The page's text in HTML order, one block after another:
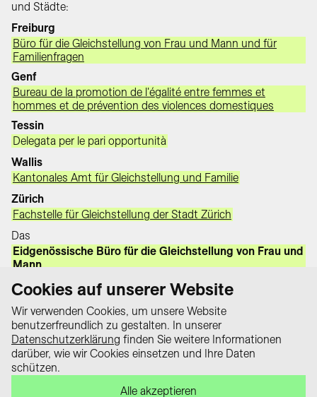
und Städte:
Freiburg
Büro für die Gleichstellung von Frau und Mann und für
Familienfragen
Genf
Bureau de la promotion de l'égalité entre femmes et
hommes et de prévention des violences domestiques
Tessin
Delegata per le pari opportunità
Wallis
Kantonales Amt für Gleichstellung und Familie
Zürich
Fachstelle für Gleichstellung der Stadt Zürich
Das
Eidgenössische Büro für die Gleichstellung von Frau und
Mann
Fusion der Datenbanken im Rahmen der Finanzhilfen nach
dem Gleichstellungsgesetz.
Cookies auf unserer Website
Wir verwenden Cookies, um unsere Website
benutzerfreundlich zu gestalten. In unserer
Datenschutzerklärung finden Sie weitere Informationen
darüber, wie wir Cookies einsetzen und Ihre Daten
schützen.
Alle akzeptieren